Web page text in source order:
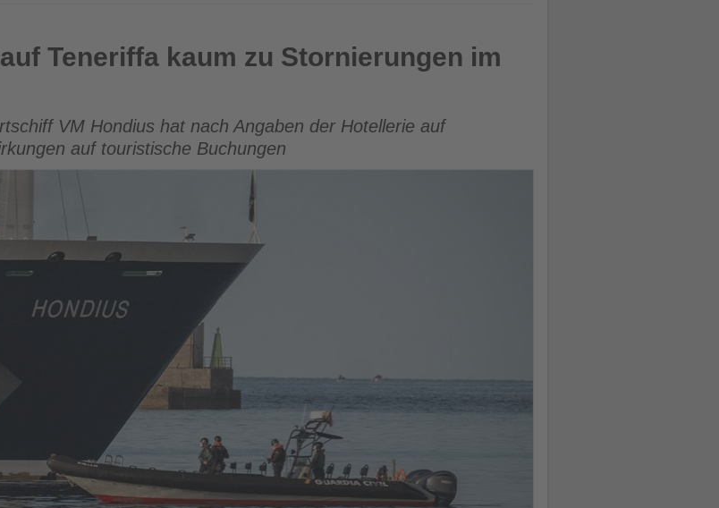
Stornierungen im Tourismus
Teneriffa kaum zu Stornierungen im
VM Hondius hat nach Angaben der Hotellerie auf
auf touristische Buchungen